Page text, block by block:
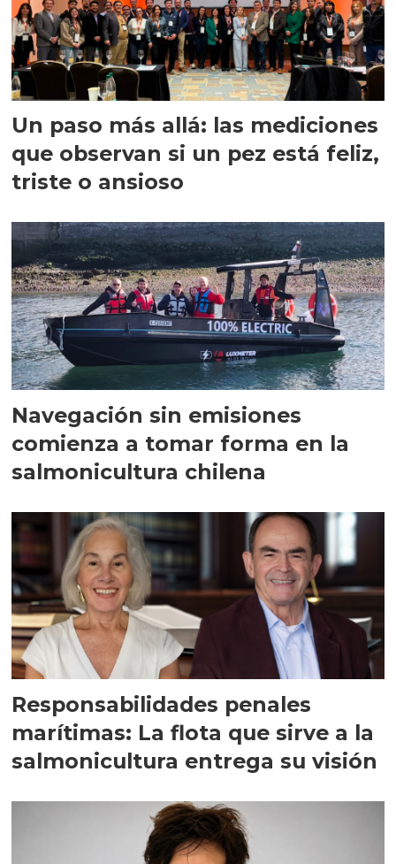
Un paso más allá: las mediciones
que observan si un pez está feliz,
triste o ansioso
Navegación sin emisiones
comienza a tomar forma en la
salmonicultura chilena
Responsabilidades penales
marítimas: La flota que sirve a la
salmonicultura entrega su visión